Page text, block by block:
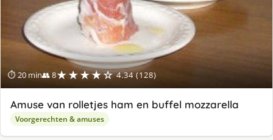
⏱ 20 min👥 8★★★★☆ 4.34 (128)
Amuse van rolletjes ham en buffel mozzarella
Voorgerechten & amuses